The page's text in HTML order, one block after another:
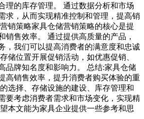
理的库存管理。 通过数据分析和市场
求，从而实现精准控制和管理，提高销
销策略家具仓储营销策略的核心是提
销售效率。 通过提供高质量的产品，
，我们可以提高消费者的满意度和忠诚
储位置开展促销活动，如优惠促销、
品牌知名度和影响力。 总结:家具仓储
高销售效率，提升消费者购买体验的重
选择、存储设施的建设、库存管理和
要考虑消费者需求和市场变化，实现精
本文能为家具企业提供一些参考和思